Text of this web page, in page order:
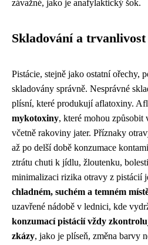
závažné, jako je anafylaktický šok.
Skladování a trvanlivost
Pistácie, stejně jako ostatní ořechy,
skladovány správně. Nesprávné
plísní, které produkují aflatoxiny.
mykotoxiny, které mohou způsobit
včetně rakoviny jater. Příznaky
až po delší době konzumace
ztrátu chuti k jídlu, žloutenku,
minimalizaci rizika otravy z pistácií
chladném, suchém a temném
uzavřené nádobě v lednici, kde
konzumací pistácií vždy
zkázy, jako je plíseň, změna barvy